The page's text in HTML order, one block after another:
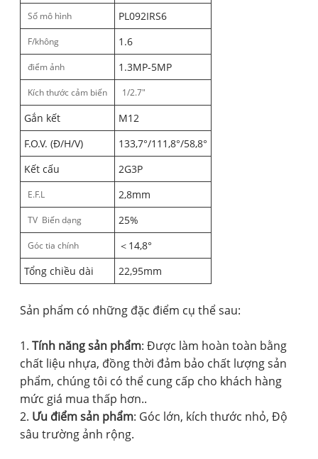
Số mô hình PL092IRS6
F/không 1.6
điểm ảnh 1.3MP-5MP
Kích thước cảm biến 1/2.7"
Gắn kết
M12
F.O.V. (Đ/H/V)
133,7°/111,8°/58,8°
Kết cấu
2G3P
E.F.L 2,8mm
TV Biến dạng 25%
Góc tia chính
＜14,8°
Tổng chiều dài
22,95mm
Sản phẩm có những đặc điểm cụ thể sau:
1.Tính năng sản phẩm: Được làm hoàn toàn bằng
chất liệu nhựa, đồng thời đảm bảo chất lượng sản
phẩm, chúng tôi có thể cung cấp cho khách hàng
mức giá mua thấp hơn..
2. Ưu điểm sản phẩm: Góc lớn, kích thước nhỏ, Độ
sâu trường ảnh rộng.